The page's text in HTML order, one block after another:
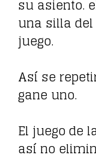
su asiento.
una silla
juego.
Así se
gane uno.
El juego de
así no